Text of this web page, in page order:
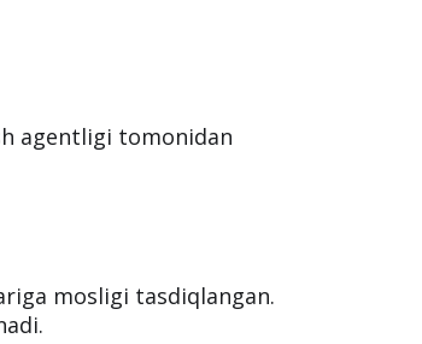
agentligi tomonidan
mosligi tasdiqlangan.